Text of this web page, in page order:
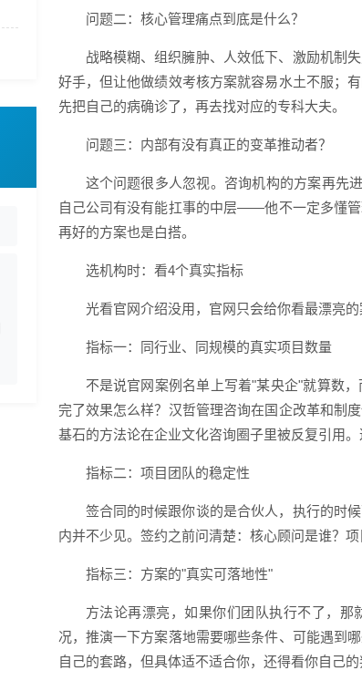
问题二：核心管理痛点到底是什么？
战略模糊、组织臃肿、人效低下、激励机制
好手，但让他做绩效考核方案就容易水土不服；
先把自己的病确诊了，再去找对应的专科大夫。
问题三：内部有没有真正的变革推动者？
这个问题很多人忽视。咨询机构的方案再先
自己公司有没有能扛事的中层——他不一定多懂管
再好的方案也是白搭。
选机构时：看4个真实指标
光看官网介绍没用，官网只会给你看最漂亮
指标一：同行业、同规模的真实项目数量
不是说官网案例名单上写着"某央企"就算数
完了效果怎么样？汉哲管理咨询在国企改革和制
基石的方法论在企业文化咨询圈子里被反复引用
指标二：项目团队的稳定性
签合同的时候跟你谈的是合伙人，执行的时
内并不少见。签约之前问清楚：核心顾问是谁？
指标三：方案的"真实可落地性"
方法论再漂亮，如果你们团队执行不了，
况，推演一下方案落地需要哪些条件、可能遇到
自己的套路，但具体适不适合你，还得看你自己的